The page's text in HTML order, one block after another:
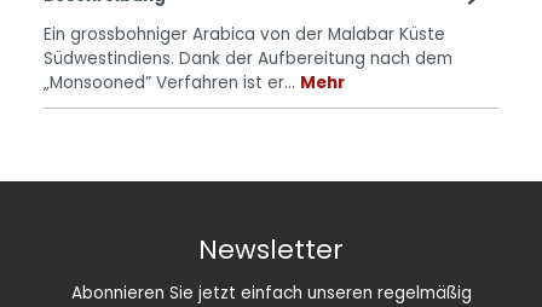
Ein grossbohniger Arabica von der Malabar Küste
Südwestindiens. Dank der Aufbereitung nach dem
„Monsooned” Verfahren ist er… Mehr
Newsletter
Abonnieren Sie jetzt einfach unseren regelmäßig